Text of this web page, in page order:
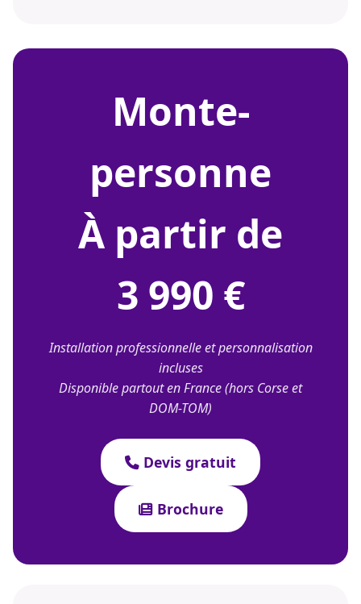
monte-
personne
À partir de
3 990 €
Installation professionnelle et personnalisation
incluses
Disponible partout en France (hors Corse et
DOM-TOM)
Devis gratuit
Brochure